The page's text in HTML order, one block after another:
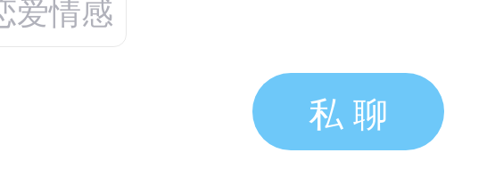
爱情感
私 聊